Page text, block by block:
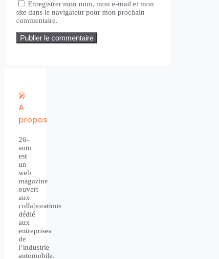
Enregistrer mon nom, mon e-mail et mon
site dans le navigateur pour mon prochain
commentaire.
🎤
A
propos
26-
auto
est
un
web
magazine
ouvert
aux
collaborations
dédié
aux
entreprises
de
l’industrie
automobile.